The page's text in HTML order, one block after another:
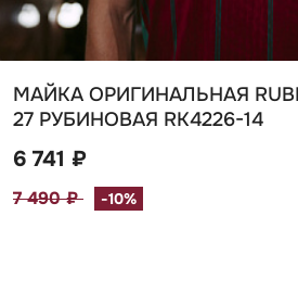
МАЙКА ОРИГИНАЛЬНАЯ
27 РУБИНОВАЯ RK4226-14
6 741 ₽
7 490 ₽ -10%